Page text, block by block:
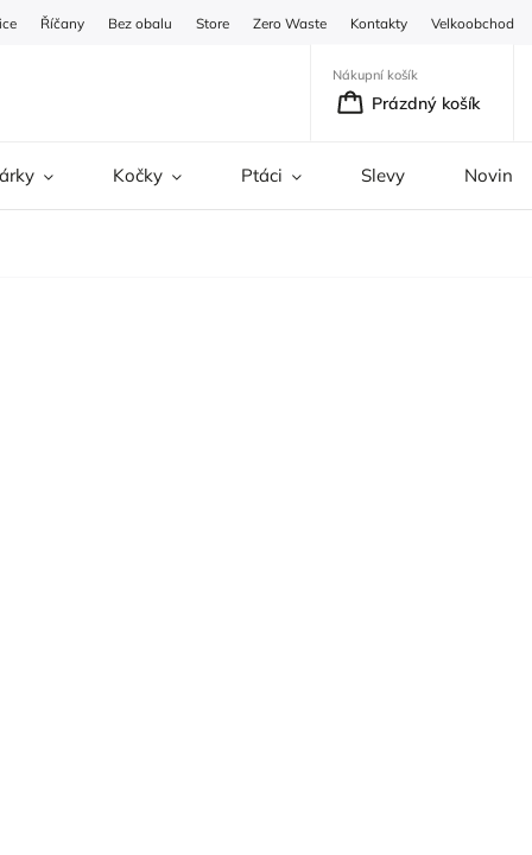
Říčany Bez obalu Store Zero Waste Kontakty Velkoobchod
Nákupní košík
Prázdný košík
Kočky Ptáci Slevy Novinky